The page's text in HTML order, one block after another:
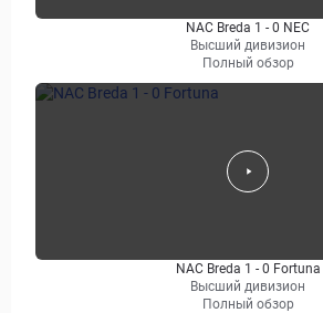
NAC Breda 1 - 0 NEC
Высший дивизион
Полный обзор
NAC Breda 1 - 0 Fortuna
Высший дивизион
Полный обзор